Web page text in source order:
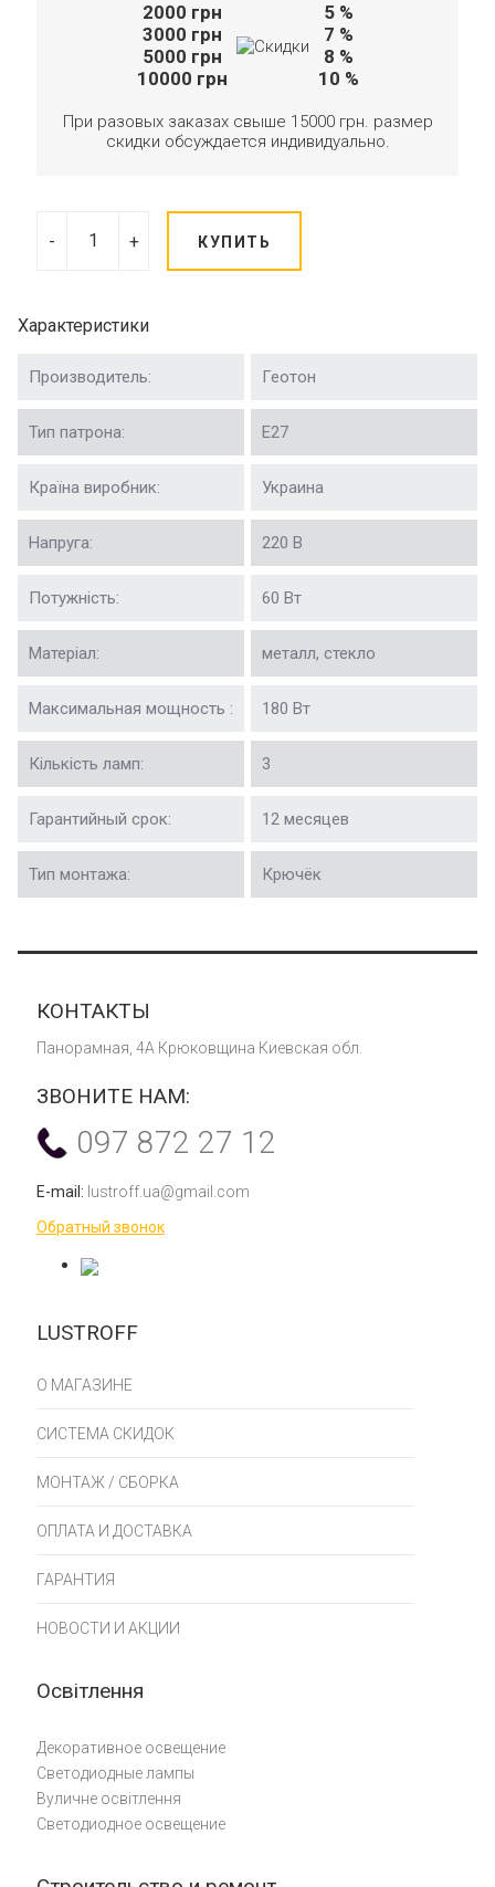
2000 грн
3000 грн
5000 грн
10000 грн
5 %
7 %
8 %
10 %
При разовых заказах свыше 15000 грн. размер
скидки обсуждается индивидуально.
- + КУПИТЬ
Характеристики
Производитель: Геотон
Тип патрона: Е27
Країна виробник: Украина
Напруга: 220 В
Потужність: 60 Вт
Матеріал: металл, стекло
Максимальная мощность : 180 Вт
Кількість ламп: 3
Гарантийный срок: 12 месяцев
Тип монтажа: Крючёк
LUSTROFF
О МАГАЗИНЕ
СИСТЕМА СКИДОК
МОНТАЖ / СБОРКА
ОПЛАТА И ДОСТАВКА
ГАРАНТИЯ
НОВОСТИ И АКЦИИ
Освітлення
Декоративное освещение
Светодиодные лампы
Вуличне освітлення
Светодиодное освещение
КОНТАКТЫ
Панорамная, 4А Крюковщина Киевская обл.
ЗВОНИТЕ НАМ:
097 872 27 12
E-mail: lustroff.ua@gmail.com
Обратный звонок